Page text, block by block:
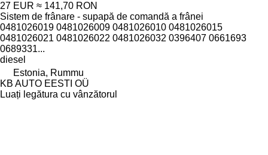
27 EUR ≈ 141,70 RON
Sistem de frânare - supapă de comandă a frânei
0481026019 0481026009 0481026010 0481026015
0481026021 0481026022 0481026032 0396407 0661693
0689331...
diesel
Estonia, Rummu
KB AUTO EESTI OÜ
Luați legătura cu vânzătorul